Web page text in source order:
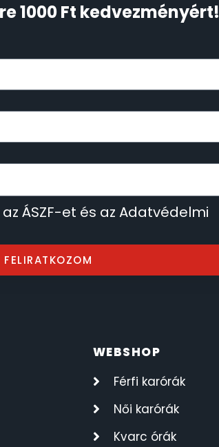
1000 Ft kedvezményért!
ÁSZF-et és az Adatvédelmi
FELIRATKOZOM
WEBSHOP
Férfi karórák
Női karórák
Kvarc órák
64
62
26